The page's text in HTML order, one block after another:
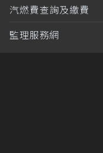
汽燃費查詢及繳費
監理服務網